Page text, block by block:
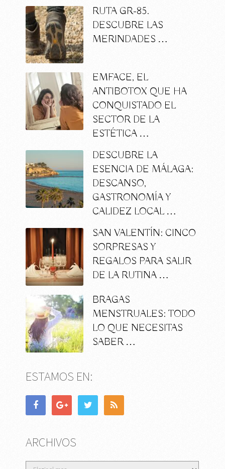
RUTA GR-85.
DESCUBRE LAS
MERINDADES …
EMFACE, EL
ANTIBOTOX QUE HA
CONQUISTADO EL
SECTOR DE LA
ESTÉTICA …
DESCUBRE LA
ESENCIA DE MÁLAGA:
DESCANSO,
GASTRONOMÍA Y
CALIDEZ LOCAL …
SAN VALENTÍN: CINCO
SORPRESAS Y
REGALOS PARA SALIR
DE LA RUTINA …
BRAGAS
MENSTRUALES: TODO
LO QUE NECESITAS
SABER …
ESTAMOS EN:
ARCHIVOS
Archivos